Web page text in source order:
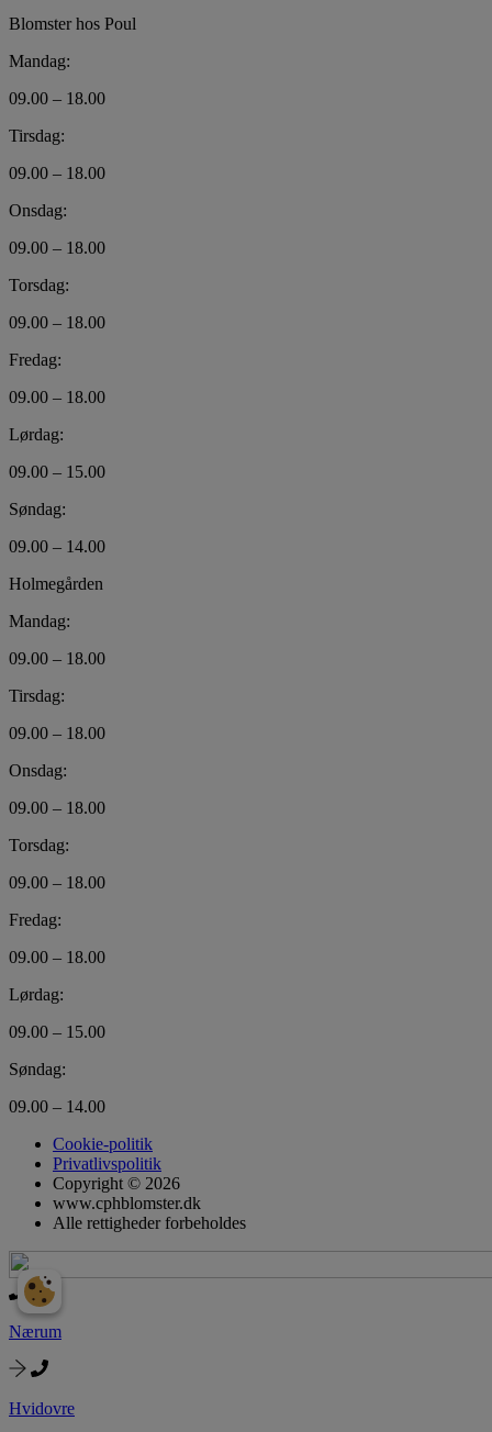
Blomster hos Poul
Mandag:
09.00 – 18.00
Tirsdag:
09.00 – 18.00
Onsdag:
09.00 – 18.00
Torsdag:
09.00 – 18.00
Fredag:
09.00 – 18.00
Lørdag:
09.00 – 15.00
Søndag:
09.00 – 14.00
Holmegården
Mandag:
09.00 – 18.00
Tirsdag:
09.00 – 18.00
Onsdag:
09.00 – 18.00
Torsdag:
09.00 – 18.00
Fredag:
09.00 – 18.00
Lørdag:
09.00 – 15.00
Søndag:
09.00 – 14.00
Cookie-politik
Privatlivspolitik
Copyright © 2026
www.cphblomster.dk
Alle rettigheder forbeholdes
Nærum
Hvidovre